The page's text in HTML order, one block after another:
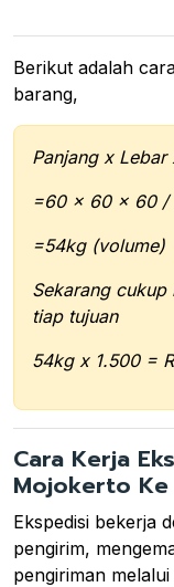
Berikut adalah
barang,
Panjang x
=60 x 60 x 60 /
=54kg (volume)
Sekarang
tiap tujuan
54kg x 1.500 =
Cara Kerja
Mojokerto
Ekspedisi bekerja
pengirim,
pengiriman